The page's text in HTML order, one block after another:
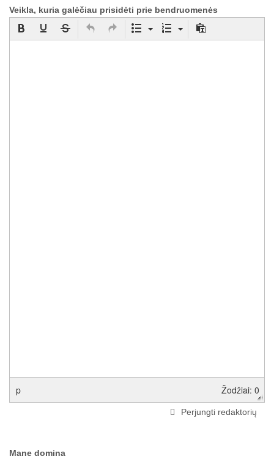
Veikla, kuria galėčiau prisidėti prie bendruomenės
p Žodžiai: 0
Perjungti redaktorių
Mane domina